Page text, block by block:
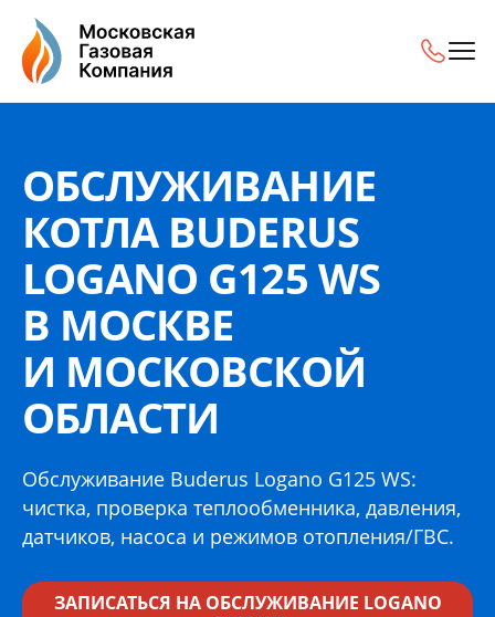
ОБСЛУЖИВАНИЕ
КОТЛА BUDERUS
LOGANO G125 WS
В МОСКВЕ
И МОСКОВСКОЙ
ОБЛАСТИ
Обслуживание Buderus Logano G125 WS:
чистка, проверка теплообменника, давления,
датчиков, насоса и режимов отопления/ГВС.
ЗАПИСАТЬСЯ НА ОБСЛУЖИВАНИЕ LOGANO